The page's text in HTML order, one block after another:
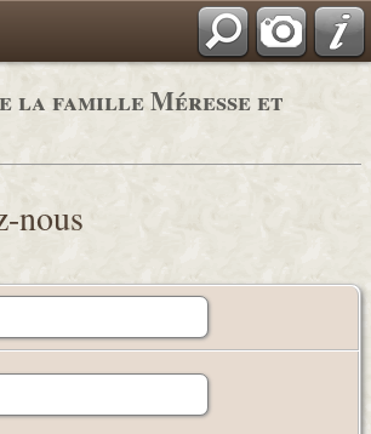
la famille Méresse et
nous